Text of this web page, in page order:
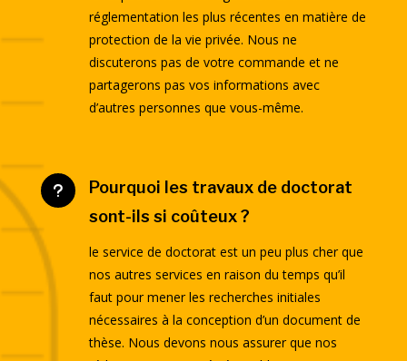
réglementation les plus récentes en matière de
protection de la vie privée. Nous ne
discuterons pas de votre commande et ne
partagerons pas vos informations avec
d’autres personnes que vous-même.
u
Pourquoi les travaux de doctorat
sont-ils si coûteux ?
le service de doctorat est un peu plus cher que
nos autres services en raison du temps qu’il
faut pour mener les recherches initiales
nécessaires à la conception d’un document de
thèse. Nous devons nous assurer que nos